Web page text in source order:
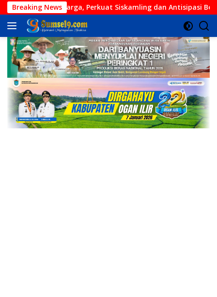
Langsung
ke
konten
Breaking News
Warga, Perkuat Siskamling dan Antisipasi Bencana